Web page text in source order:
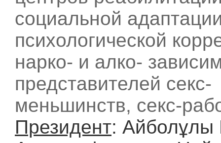
социальной
психологической
нарко- и алко-
представителей секс-
меньшинств, секс-
Президент: Айболұлы